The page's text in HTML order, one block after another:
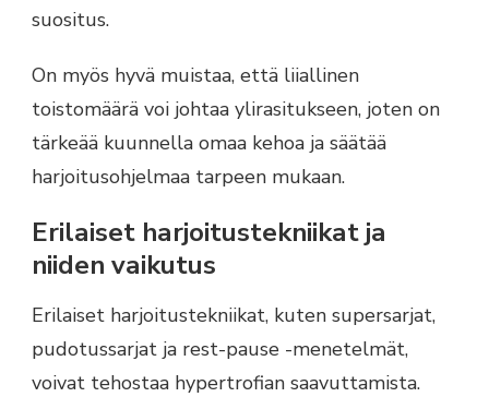
suositus.
On myös hyvä muistaa, että liiallinen
toistomäärä voi johtaa ylirasitukseen, joten on
tärkeää kuunnella omaa kehoa ja säätää
harjoitusohjelmaa tarpeen mukaan.
Erilaiset harjoitustekniikat ja
niiden vaikutus
Erilaiset harjoitustekniikat, kuten supersarjat,
pudotussarjat ja rest-pause -menetelmät,
voivat tehostaa hypertrofian saavuttamista.